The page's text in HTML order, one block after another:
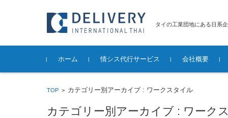
タイの工業団地にある日系
コンテンツに移動
ホーム
情シス代行サービス
築
定・調達・
削除サービ
会社概要
TOP > カテゴリー別アーカイブ : ワークスタイル
カテゴリー別アーカイブ : ワーク